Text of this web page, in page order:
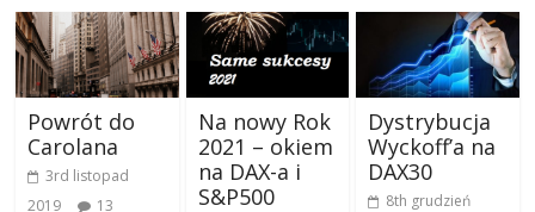
Powrót do
Carolana
3rd listopad
2019
13
Na nowy Rok
2021 – okiem
na DAX-a i
S&P500
Dystrybucja
Wyckoff’a na
DAX30
8th grudzień